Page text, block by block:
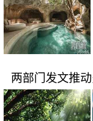
两部门发文推